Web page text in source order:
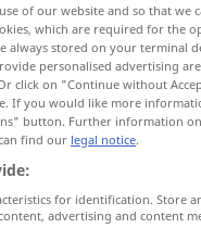
mitetwasüberhäufen
Komplimenten etc
Pflichten etc
mitetwas überhäufen
of our website and so that we
which are required for the
always stored on your terminal
personalised advertising
click on "Continue without
If you would like more
button. Further information
find our legal notice.
for identification. Store
advertising and content